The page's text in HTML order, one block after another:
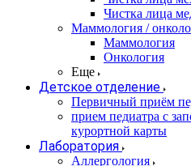
Чистка лица
Маммология /
Маммология
Онкология
Еще
Детское отделение
Первичный приём
прием педиатра с
курортной карты
Лаборатория
Аллергология